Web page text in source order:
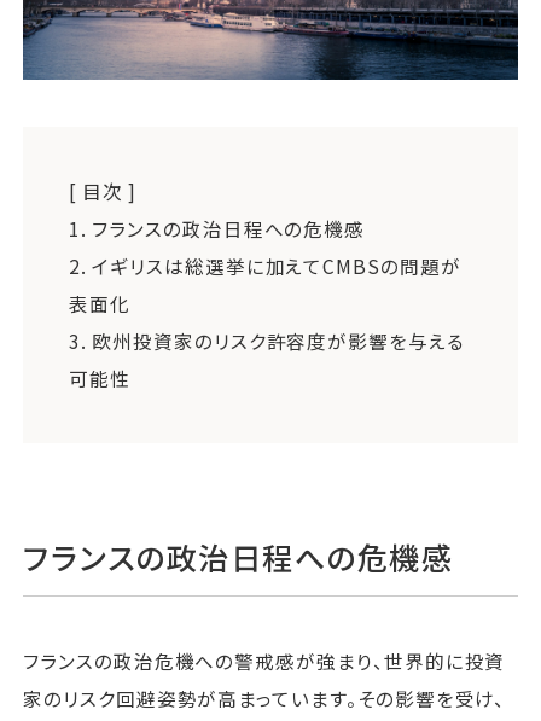
よくある質問
[ 目次 ]
1. フランスの政治日程への危機感
2. イギリスは総選挙に加えてCMBSの問題が
表面化
3. 欧州投資家のリスク許容度が影響を与える
可能性
フランスの政治日程への危機感
フランスの政治危機への警戒感が強まり、世界的に投資
家のリスク回避姿勢が高まっています。その影響を受け、